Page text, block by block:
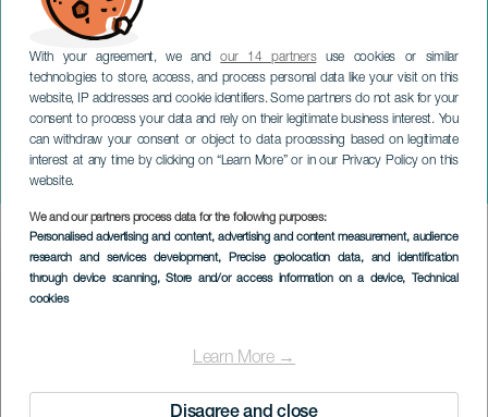
With your agreement, we andour 14 partnersuse cookies or similar
technologies to store, access, and process personal data like your visit on this
website, IP addresses and cookie identifiers. Some partners do not ask for your
consent to process your data and rely on their legitimate business interest. You
can withdraw your consent or object to data processing based on legitimate
interest at any time by clicking on “Learn More” or in our Privacy Policy on this
website.
We and our partners process data for the following purposes:
Personalised advertising and content, advertising and content measurement, audience
research and services development, Precise geolocation data, and identification
through device scanning, Store and/or access information on a device, Technical
cookies
Learn More →
Cañizares Flamenco Trío
GRAN CANARIA
Imagen
Listado